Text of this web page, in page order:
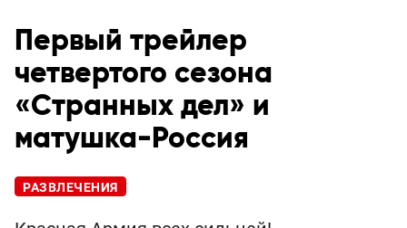
Первый трейлер
четвертого сезона
«Странных дел» и
матушка-Россия
РАЗВЛЕЧЕНИЯ